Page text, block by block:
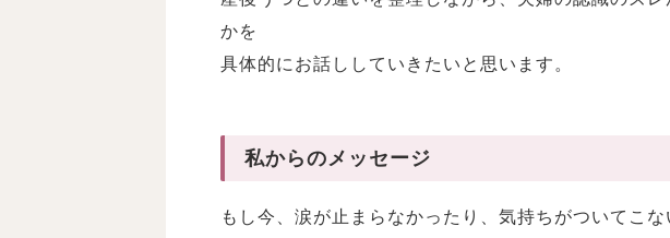
かを
具体的にお話ししていきたいと思います。
私からのメッセージ
もし今、涙が止まらなかったり、気持ちがついてこな